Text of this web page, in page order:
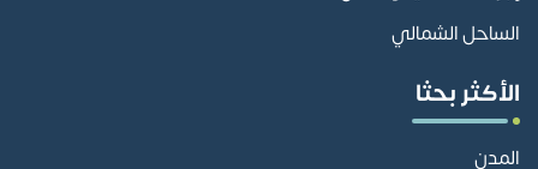
الساحل الشمالي
الأكثر بحثا
المدن